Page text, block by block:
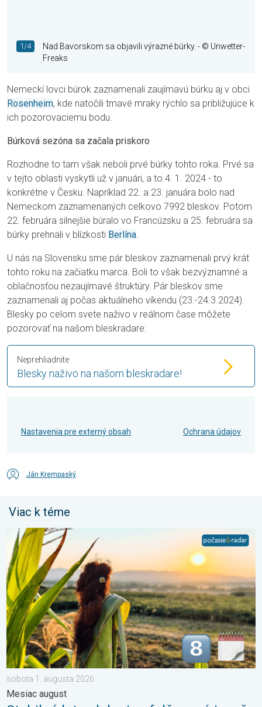
1/4 Nad Bavorskom sa objavili výrazné búrky. - © Unwetter-
Freaks
Nemeckí lovci búrok zaznamenali zaujímavú búrku aj v obci
Rosenheim, kde natočili tmavé mraky rýchlo sa približujúce k
ich pozorovaciemu bodu.
Búrková sezóna sa začala priskoro
Rozhodne to tam však neboli prvé búrky tohto roka. Prvé sa
v tejto oblasti vyskytli už v januári, a to 4. 1. 2024 - to
konkrétne v Česku. Napríklad 22. a 23. januára bolo nad
Nemeckom zaznamenaných celkovo 7992 bleskov. Potom
22. februára silnejšie búralo vo Francúzsku a 25. februára sa
búrky prehnali v blízkosti Berlína.
U nás na Slovensku sme pár bleskov zaznamenali prvý krát
tohto roku na začiatku marca. Boli to však bezvýznamné a
oblačnosťou nezaujímavé štruktúry. Pár bleskov sme
zaznamenali aj počas aktuálneho víkendu (23.-24.3.2024).
Blesky po celom svete naživo v reálnom čase môžete
pozorovať na našom bleskradare:
Blesky naživo na našom bleskradare!
Neprehliadnite
Nastavenia pre externý obsah Ochrana údajov
Ján Krempaský
Viac k téme
Stabilné leto alebo i nefalšovaná jeseň. Mesiac august. . .
sobota 1. augusta 2026
Mesiac august